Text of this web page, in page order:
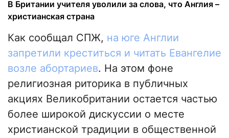
В Британии учителя уволили за слова, что Англия –
христианская страна
Как сообщал СПЖ, на юге Англии
запретили креститься и читать Евангелие
возле абортариев. На этом фоне
религиозная риторика в публичных
акциях Великобритании остается частью
более широкой дискуссии о месте
христианской традиции в общественной